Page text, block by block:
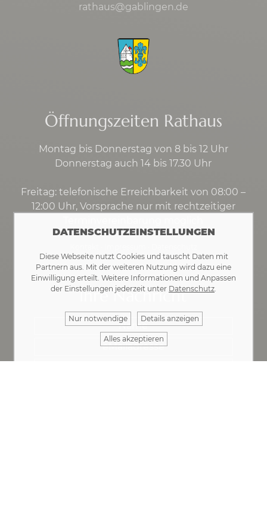
rathaus@gablingen.de
Öffnungszeiten Rathaus
Montag bis Donnerstag von 8 bis 12 Uhr
Donnerstag auch 14 bis 17.30 Uhr
Freitag: telefonische Erreichbarkeit von 08:00 –
12:00 Uhr, Vorsprache nur mit rechtzeitiger
Ihre Nachricht
DATENSCHUTZEINSTELLUNGEN
Diese Webseite nutzt Cookies und tauscht Daten mit
Partnern aus. Mit der weiteren Nutzung wird dazu eine
Einwilligung erteilt. Weitere Informationen und Anpassen
der Einstellungen jederzeit unter Datenschutz.
Nur notwendige Details anzeigen
Alles akzeptieren